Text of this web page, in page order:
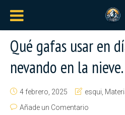
Qué gafas usar en
nevando en la nieve.
4 febrero, 2025 esqui
Añade un Comentario